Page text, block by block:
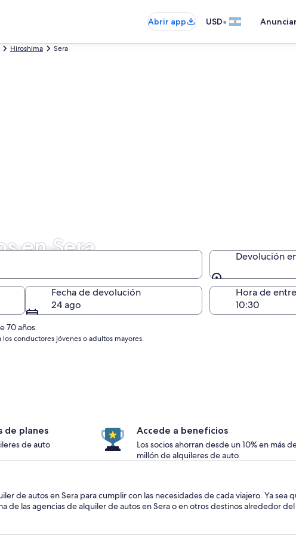
Abrir app USD•
Hiroshima Sera
en Sera Devolución
Devolución
Fecha de devolución
24 ago
Hora de
70 años.
conductores jóvenes o adultos mayores.
de planes
de auto
Accede a beneficios
Los socios ahorran desde un 10% en más
millón de alquileres de auto.
de autos en Sera para cumplir con las necesidades de cada viajero. Ya
de las agencias de alquiler de autos en Sera o en otros destinos alrededor